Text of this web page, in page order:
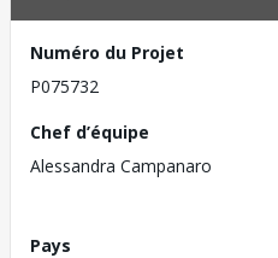
Numéro du Projet
P075732
Chef d’équipe
Alessandra Campanaro
Pays